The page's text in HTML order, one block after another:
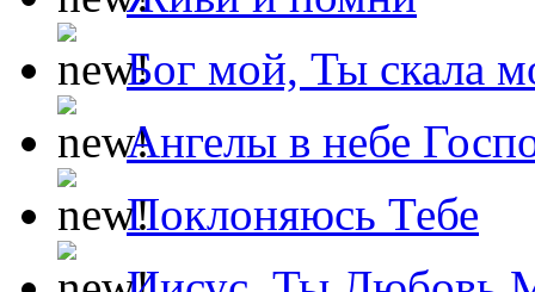
Бог мой, Ты скала
Ангелы в небе
Поклоняюсь Тебе